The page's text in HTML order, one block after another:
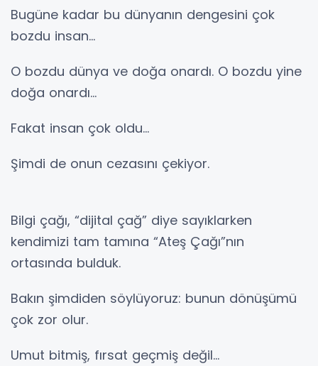
Bugüne kadar bu dünyanın dengesini çok
bozdu insan…
O bozdu dünya ve doğa onardı. O bozdu yine
doğa onardı…
Fakat insan çok oldu…
Şimdi de onun cezasını çekiyor.
Bilgi çağı, “dijital çağ” diye sayıklarken
kendimizi tam tamına “Ateş Çağı”nın
ortasında bulduk.
Bakın şimdiden söylüyoruz: bunun dönüşümü
çok zor olur.
Umut bitmiş, fırsat geçmiş değil…